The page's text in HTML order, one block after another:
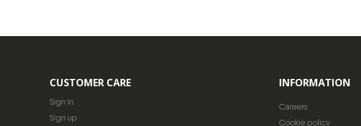
CUSTOMER CARE
Sign In
Sign up
INFORMATION
Careers
Cookie policy